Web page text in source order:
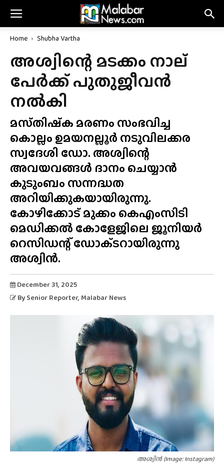
Home Shubha Vartha
അശ്വിന്റെ മടക്കം നാല്
പേർക്ക് പുതുജീവൻ
നൽകി
മസ്‌തിഷ്‌ക മരണം സംഭവിച്ച
കൊല്ലം ഉമയനല്ലൂർ നടുവിലക്കര
സ്വദേശി ഡോ. അശ്വിന്റെ
അവയവങ്ങൾ ദാനം ചെയ്യാൻ
കുടുംബം സന്നദ്ധത
അറിയിക്കുകയായിരുന്നു.
കോഴിക്കോട് മുക്കം കെഎംസിടി
മെഡിക്കൽ കോളേജിലെ ജൂനിയർ
റെസിഡന്റ് ഡോക്‌ടറായിരുന്നു
അശ്വിൻ.
December 31, 2025
By Senior Reporter, Malabar News
അശ്വിൻ (Image: Instagram)